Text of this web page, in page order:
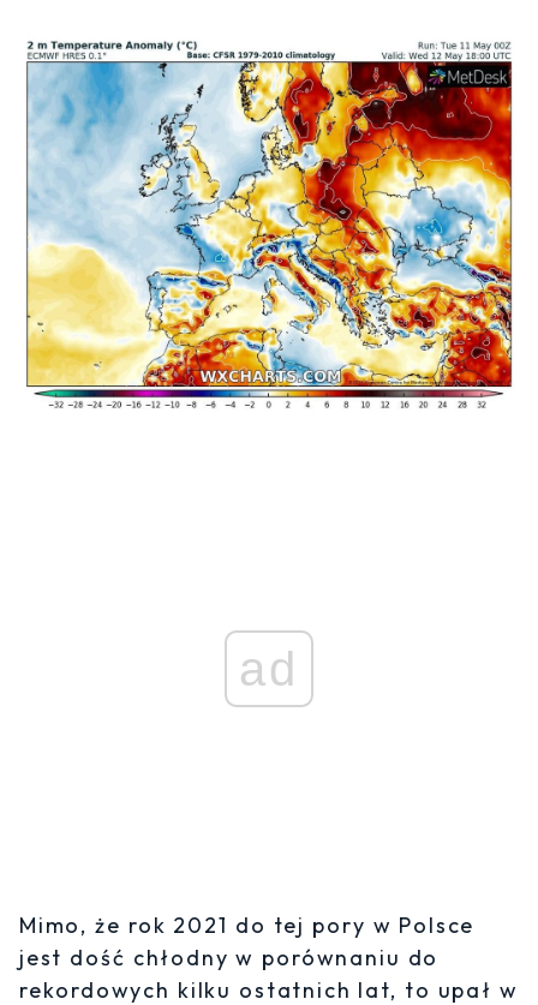
ad
Mimo, że rok 2021 do tej pory w Polsce
jest dość chłodny w porównaniu do
rekordowych kilku ostatnich lat, to upał w